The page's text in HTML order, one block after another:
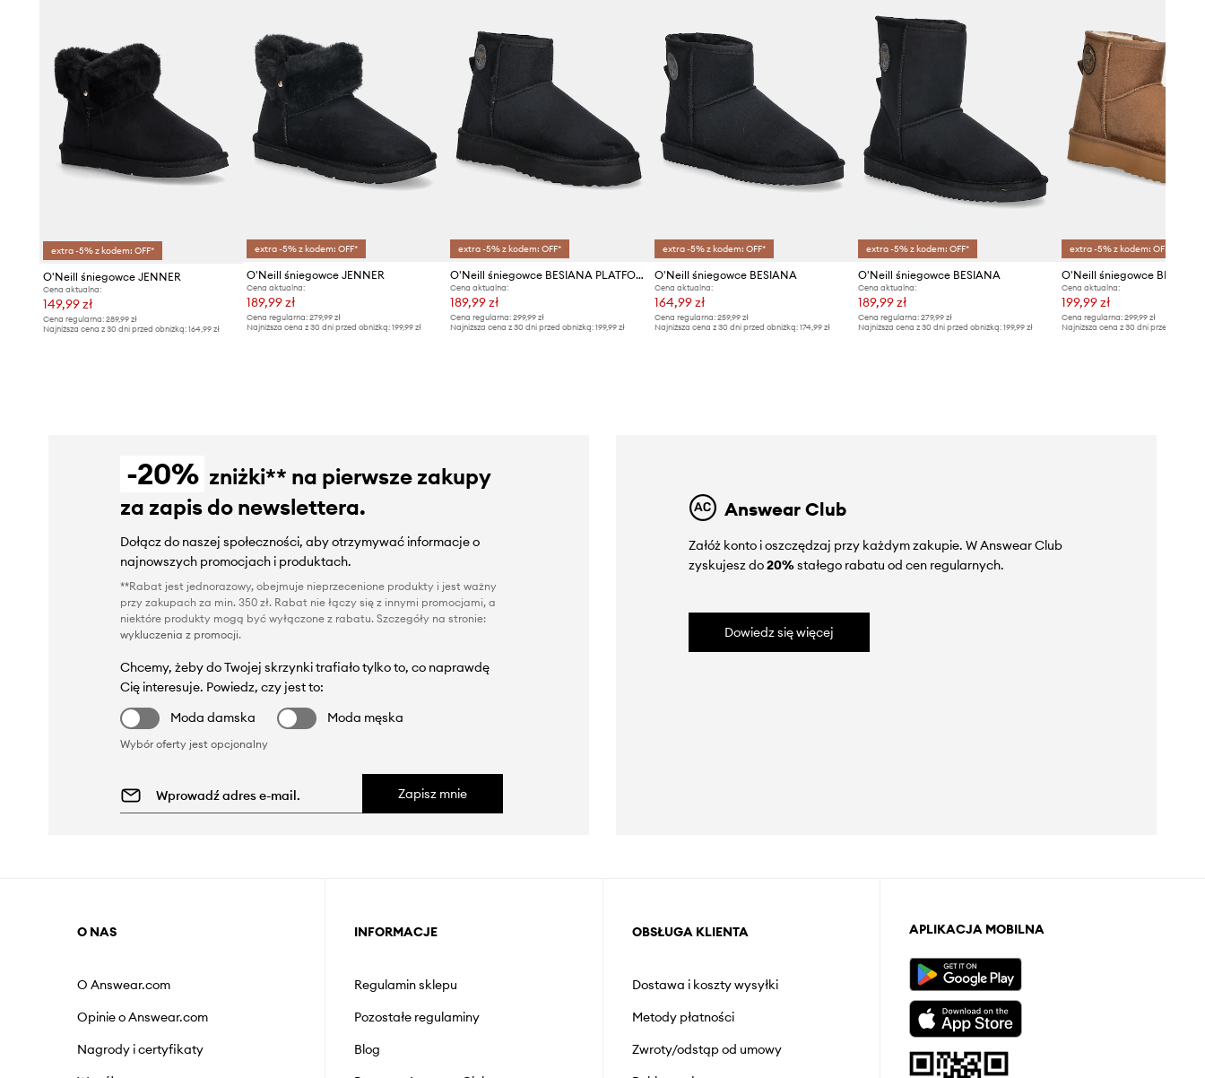
extra -5% z kodem: OFF*
O'Neill śniegowce JENNER
Cena aktualna:
149,99 zł
Cena regularna: 289,99 zł
Najniższa cena z 30 dni przed obniżką: 164,99 zł
extra -5% z kodem: OFF*
O'Neill śniegowce JENNER
Cena aktualna:
189,99 zł
Cena regularna:279,99 zł
Najniższa cena z 30 dni przed obniżką:199,99 zł
extra -5% z kodem: OFF*
O'Neill śniegowce BESIANA PLATFORM
Cena aktualna:
189,99 zł
Cena regularna: 299,99 zł
Najniższa cena z 30 dni przed obniżką: 199,99 zł
extra -5% z kodem: OFF*
O'Neill śniegowce BESIANA
Cena aktualna:
164,99 zł
Cena regularna: 259,99 zł
Najniższa cena z 30 dni przed obniżką: 174,99 zł
extra -5% z kodem: OFF*
O'Neill śniegowce BESIANA
Cena aktualna:
189,99 zł
Cena regularna:279,99 zł
Najniższa cena z 30 dni przed obniżką:199,99 zł
extra -5% z kodem: OFF*
Cena aktualna:
199,99 zł
Cena regularna: 299,99 zł
Najniższa cena z 30 dni przed obniżką:
-20% zniżki** na pierwsze zakupy
za zapis do newslettera.
Dołącz do naszej społeczności, aby otrzymywać informacje o
najnowszych promocjach i produktach.
**Rabat jest jednorazowy, obejmuje nieprzecenione produkty i jest ważny
przy zakupach za min. 350 zł. Rabat nie łączy się z innymi promocjami, a
niektóre produkty mogą być wyłączone z rabatu. Szczegóły na stronie:
wykluczenia z promocji.
Chcemy, żeby do Twojej skrzynki trafiało tylko to, co naprawdę
Cię interesuje. Powiedz, czy jest to:
Moda damska
Moda męska
Wybór oferty jest opcjonalny
Zapisz mnie
Answear Club
Załóż konto i oszczędzaj przy każdym zakupie. W Answear Club
zyskujesz do20%stałego rabatu od cen regularnych.
Dowiedz się więcej
O NAS
O Answear.com
Opinie o Answear.com
Nagrody i certyfikaty
INFORMACJE
Regulamin sklepu
Pozostałe regulaminy
Blog
OBSŁUGA KLIENTA
Dostawa i koszty wysyłki
Metody płatności
Zwroty/odstąp od umowy
APLIKACJA MOBILNA